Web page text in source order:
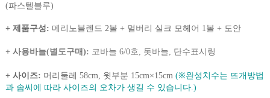
(파스텔블루)
+ 제품구성: 메리노블렌드 2볼 + 멀버리 실크 모헤어 1볼 + 도안
+ 사용바늘(별도구매): 코바늘 6/0호, 돗바늘, 단수표시링
+ 사이즈: 머리둘레 58cm, 윗부분 15cm×15cm (※완성치수는 뜨개방법
과 솜씨에 따라 사이즈의 오차가 생길 수 있습니다.)